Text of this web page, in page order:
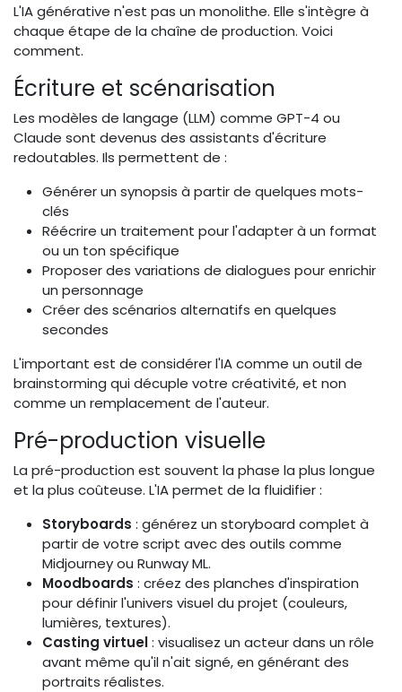
L'IA générative n'est pas un monolithe. Elle s'intègre à
chaque étape de la chaîne de production. Voici
comment.
Écriture et scénarisation
Les modèles de langage (LLM) comme GPT-4 ou
Claude sont devenus des assistants d'écriture
redoutables. Ils permettent de :
Générer un synopsis à partir de quelques mots-
clés
Réécrire un traitement pour l'adapter à un format
ou un ton spécifique
Proposer des variations de dialogues pour enrichir
un personnage
Créer des scénarios alternatifs en quelques
secondes
L'important est de considérer l'IA comme un outil de
brainstorming qui décuple votre créativité, et non
comme un remplacement de l'auteur.
Pré-production visuelle
La pré-production est souvent la phase la plus longue
et la plus coûteuse. L'IA permet de la fluidifier :
Storyboards : générez un storyboard complet à
partir de votre script avec des outils comme
Midjourney ou Runway ML.
Moodboards : créez des planches d'inspiration
pour définir l'univers visuel du projet (couleurs,
lumières, textures).
Casting virtuel: visualisez un acteur dans un rôle
avant même qu'il n'ait signé, en générant des
portraits réalistes.